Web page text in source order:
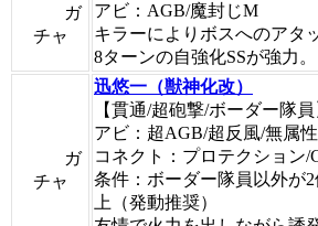
ガ
チャ
アビ：AGB/魔封じM
キラーによりボスへのアタ
8ターンの自強化SSが強力。
ガ
チャ
迅悠一（獣神化改）
【貫通/超砲撃/ボーダー隊員
アビ：超AGB/超反風/無属
コネクト：プロテクション/
条件：ボーダー隊員以外が
上（発動推奨）